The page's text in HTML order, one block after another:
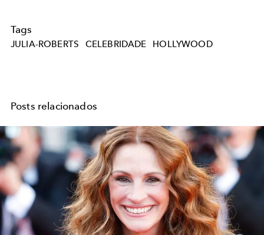
Tags
JULIA-ROBERTS CELEBRIDADE HOLLYWOOD
Posts relacionados